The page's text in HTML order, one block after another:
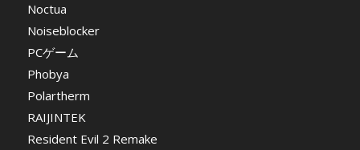
Noctua
Noiseblocker
PCゲーム
Phobya
Polartherm
RAIJINTEK
Resident Evil 2 Remake